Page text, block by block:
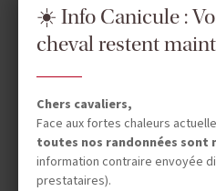
INFOS
☀️ Info Canicule :
cheval restent
Chers cavaliers,
Face aux fortes chaleurs
toutes nos randonnées sont
information contraire envoyée
prestataires).